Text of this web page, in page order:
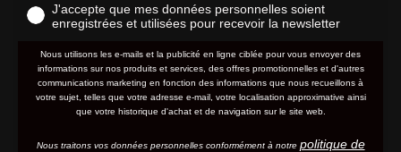
J'accepte que mes données personnelles soient
enregistrées et utilisées pour recevoir la newsletter
Nous utilisons les e-mails et la publicité en ligne ciblée pour vous envoyer des
informations sur nos produits et services, des offres promotionnelles et d'autres
communications marketing en fonction des informations que nous recueillons à
votre sujet, telles que votre adresse e-mail, votre localisation approximative ainsi
que votre historique d'achat et de navigation sur le site web.
Nous traitons vos données personnelles conformément à notre politique de